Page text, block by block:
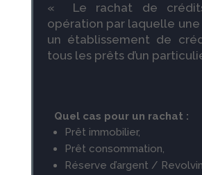
« Le rachat de
opération par laquelle une
un établissement de
tous les prêts d’un
Quel cas pour un rachat :
Prêt immobilier,
Prêt consommation,
Réserve d’argent /